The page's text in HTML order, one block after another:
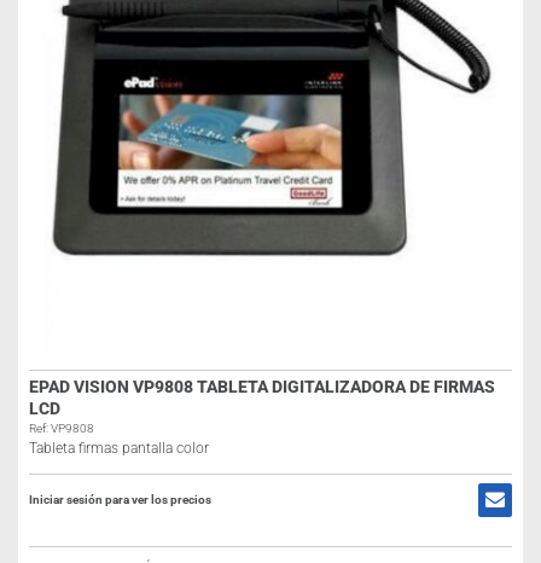
EPAD VISION VP9808 TABLETA DIGITALIZADORA DE FIRMAS
LCD
Ref: VP9808
Tableta firmas pantalla color
Iniciar sesión para ver los precios